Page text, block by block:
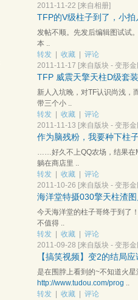
2011-11-22 [来自相册]
TFP的V级柱子到了，小拍
发帖不顺。先发后编辑图试试
本 ..
转发 | 收藏 | 评论
2011-11-17 [来自版块 - 变形
TFP 威震天擎天柱D级套装
新人入坑晚，对TF认识尚浅，
带三个小 ..
转发 | 收藏 | 评论
2011-11-13 [来自版块 - 变形
作为脑残粉，我要种下柱
……好久不上QQ农场，结果在
躺在商店里 ..
转发 | 收藏 | 评论
2011-10-26 [来自版块 - 变形
海洋堂特摄030擎天柱渣
今天海洋堂的柱子哥终于到了
不值得 ..
转发 | 收藏 | 评论
2011-09-28 [来自版块 - 变形
【搞笑视频】变2的结局
是在围脖上看到的~不知道火
http://www.tudou.com/prog ..
转发 | 收藏 | 评论